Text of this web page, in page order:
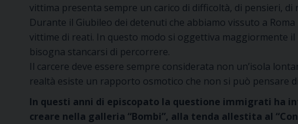
vittima presenta sempre un carico di difficoltà, di pensieri,
Durante il Giubileo dei detenuti che abbiamo vissuto a
vittime di reati. In questo modo si oggettiva maggiormente
bisogna stancarsi di percorrere.
Il carcere deve essere sempre considerata non un’isola
realtà esiste un rapporto osmotico che non si può pensare
In questi anni di episcopato la questione immigrati ha
creare nella galleria “Bombi”, alla tenda allestita al